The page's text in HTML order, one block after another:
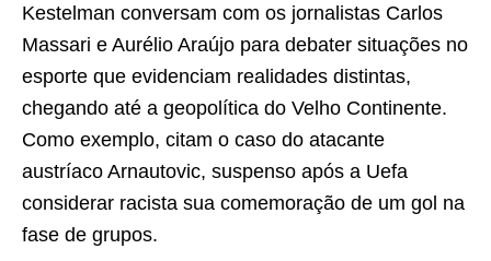
Kestelman conversam com os jornalistas Carlos
Massari e Aurélio Araújo para debater situações no
esporte que evidenciam realidades distintas,
chegando até a geopolítica do Velho Continente.
Como exemplo, citam o caso do atacante
austríaco Arnautovic, suspenso após a Uefa
considerar racista sua comemoração de um gol na
fase de grupos.